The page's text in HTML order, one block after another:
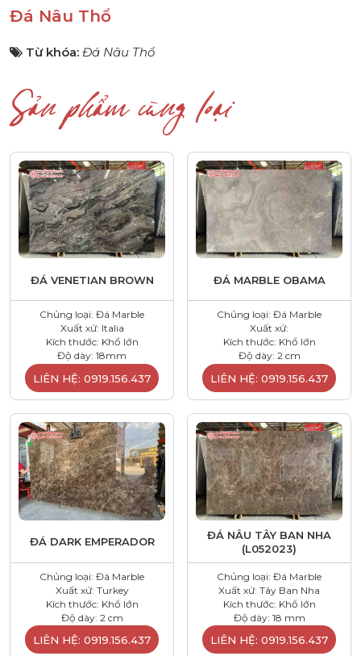
Đá Nâu Thổ
Từ khóa: Đá Nâu Thổ
Sản phẩm cùng loại
ĐÁ VENETIAN BROWN
Chủng loại: Đá Marble
Xuất xứ: Italia
Kích thước: Khổ lớn
Độ dày: 18mm
LIÊN HỆ: 0919.156.437
ĐÁ MARBLE OBAMA
Chủng loại: Đá Marble
Xuất xứ:
Kích thước: Khổ lớn
Độ dày: 2 cm
LIÊN HỆ: 0919.156.437
ĐÁ DARK EMPERADOR
Chủng loại: Đá Marble
Xuất xứ: Turkey
Kích thước: Khổ lớn
Độ dày: 2 cm
LIÊN HỆ: 0919.156.437
ĐÁ NÂU TÂY BAN NHA
(L052023)
Chủng loại: Đá Marble
Xuất xứ: Tây Ban Nha
Kích thước: Khổ lớn
Độ dày: 18 mm
LIÊN HỆ: 0919.156.437